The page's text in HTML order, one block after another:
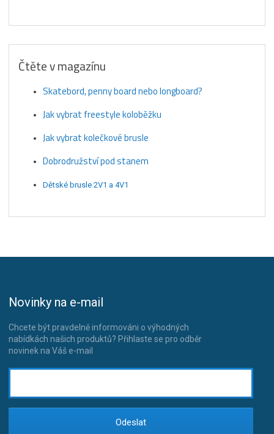
Čtěte v magazínu
Skatebord, penny board nebo longboard?
Jak vybrat freestyle koloběžku
Jak vybrat kolečkové brusle
Dobrodružství pod stanem
Dětské brusle 2V1 a 4V1
Novinky na e-mail
Chcete být pravdelně informováni o výhodných
nabídkách našich produktů? Přihlaste se pro odběr
novinek na Váš e-mail
Odeslat